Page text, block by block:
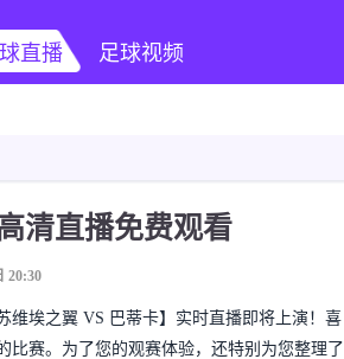
直播 足球视频
清直播免费观看
20:30
维埃之翼 VS 巴蒂卡】实时直播即将上演！喜
比赛。为了您的观赛体验，还特别为您整理了